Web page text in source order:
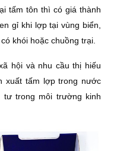
tấm tôn thì có giá thành
gỉ khi lợp tại vùng biển,
khói hoặc chuồng trại.
hội và nhu cầu thị hiếu
xuất tấm lợp trong nước
trong môi trường kinh